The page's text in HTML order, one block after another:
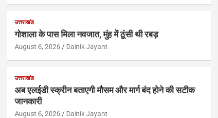
उत्तराखंड
गोशाला के पास मिला नवजात, मुंह में ठूंसी थी रबड़
August 6, 2026 Dainik Jayant
उत्तराखंड
अब एलईडी स्क्रीन बताएगी मौसम और मार्ग बंद होने की सटीक
जानकारी
August 6, 2026 Dainik Jayant